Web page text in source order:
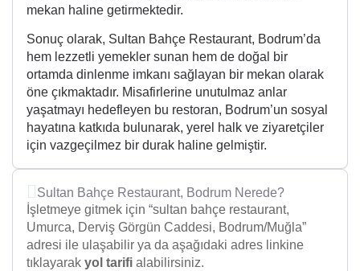
mekan haline getirmektedir.
Sonuç olarak, Sultan Bahçe Restaurant, Bodrum’da
hem lezzetli yemekler sunan hem de doğal bir
ortamda dinlenme imkanı sağlayan bir mekan olarak
öne çıkmaktadır. Misafirlerine unutulmaz anlar
yaşatmayı hedefleyen bu restoran, Bodrum’un sosyal
hayatına katkıda bulunarak, yerel halk ve ziyaretçiler
için vazgeçilmez bir durak haline gelmiştir.
Sultan Bahçe Restaurant, Bodrum Nerede?
İşletmeye gitmek için “sultan bahçe restaurant,
Umurca, Derviş Görgün Caddesi, Bodrum/Muğla”
adresi ile ulaşabilir ya da aşağıdaki adres linkine
tıklayarak yol tarifi alabilirsiniz.